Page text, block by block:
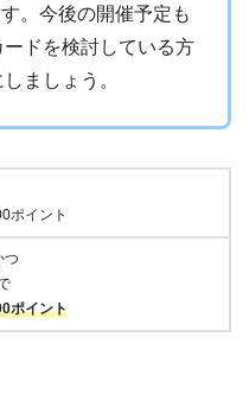
。今後の開催予定も
ドを検討している方
ましょう。
ポイント
つ
ポイント